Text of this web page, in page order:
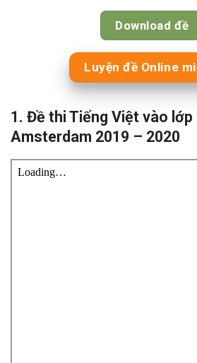
Download đề
Luyện đề Online
1. Đề thi Tiếng Việt vào lớp
Amsterdam 2019 – 2020